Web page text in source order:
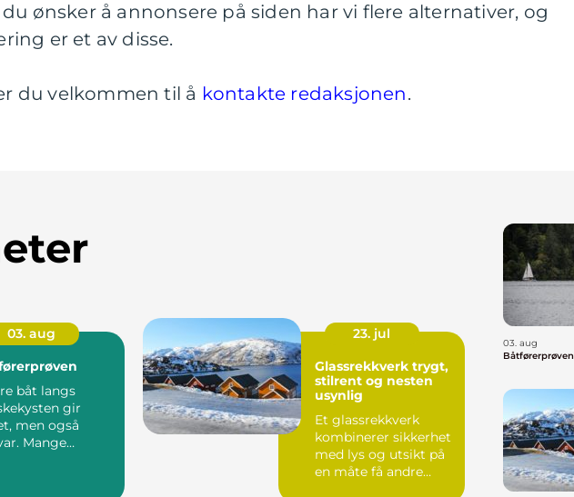
ønsker å annonsere på siden har vi flere alternativer, og
er et av disse.
du velkommen til å kontakte redaksjonen.
03. aug
båt langs
gir
men også
Mange
23. jul
Glassrekkverk trygt,
stilrent og nesten
usynlig
Et glassrekkverk
kombinerer sikkerhet
med lys og utsikt på
en måte få andre
03. aug
Båtførerprøven